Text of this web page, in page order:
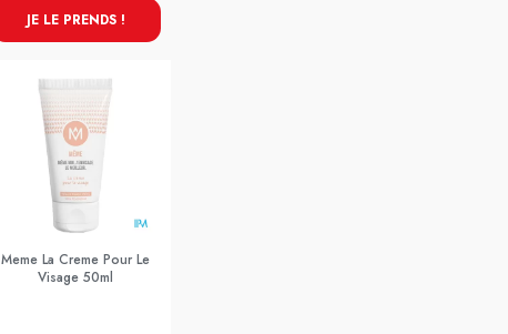
JE LE PRENDS !
Meme La Creme Pour Le
Visage 50ml